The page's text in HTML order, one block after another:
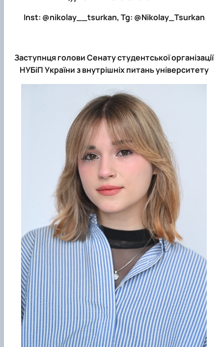
Іnst: @nikolay__tsurkan, Tg: @Nikolay_Tsurkan
Заступнця голови Сенату студентської організації
НУБіП України з внутрішніх питань університету